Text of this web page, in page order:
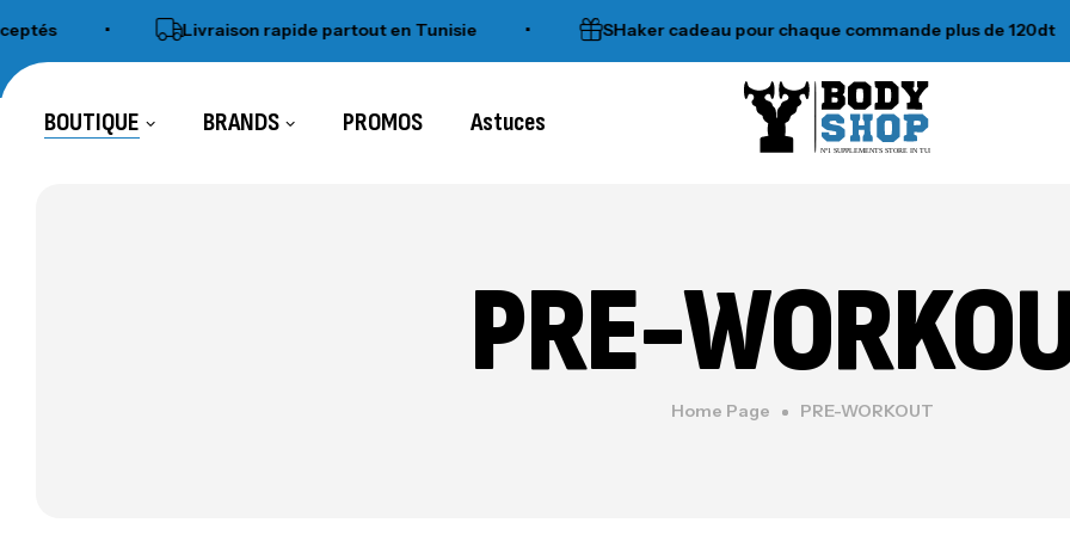
• Livraison rapide partout en Tunisie • SHaker cadeau pour chaque commande plus de 120dt •
BOUTIQUE BRANDS PROMOS Astuces
N°1 SUPPLEMENTS STORE IN TUNISIA
PRE-
Home Page PRE-WORKOUT